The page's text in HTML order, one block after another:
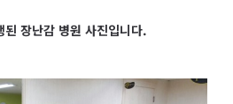
된 장난감 병원 사진입니다.